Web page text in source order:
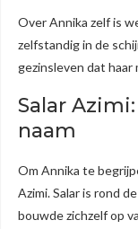
Over Annika zelf is
zelfstandig in de
gezinsleven dat
Salar
naam
Om Annika te
Azimi. Salar is rond
bouwde zichzelf op